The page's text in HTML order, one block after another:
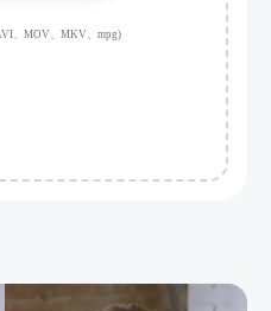
、MOV、MKV、mpg)